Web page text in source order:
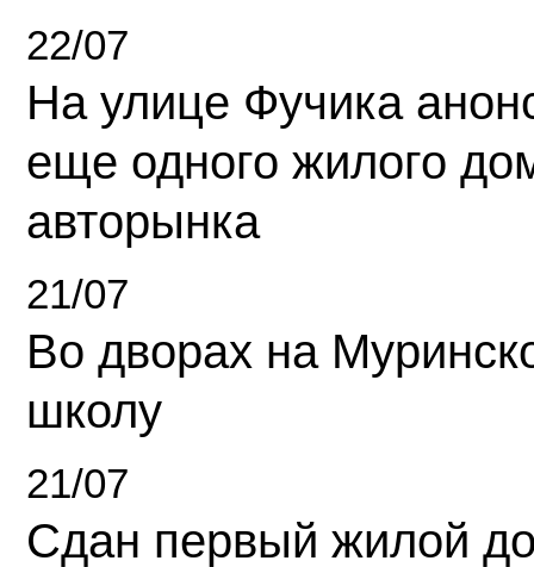
22/07
На улице Фучика
еще одного жилого
авторынка
21/07
Во дворах на
школу
21/07
Сдан первый жилой